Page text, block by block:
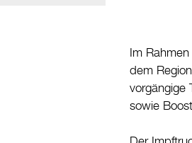
Im
dem
vorgängige
sowie